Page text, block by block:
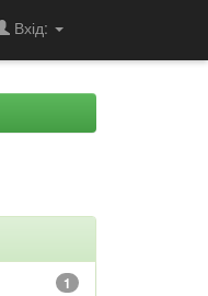
Вхід:
1